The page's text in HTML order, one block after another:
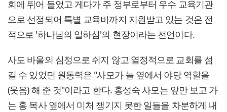
회에 뛰어 들었고 게다가 주 정부로부터 우수 교육기관
으로 선정되어 특별 교육비까지 지원받고 있는 것은 전
적으로 '하나님의 일하심'의 현장이라는 전언이다.
사도 바울의 심정으로 쉬지 않고 열정적으로 교회를 섬
길 수 있었던 원동력은 "사모가 늘 옆에서 야당 역할을
(웃음) 해 준 것"이라고 한다. 홍성숙 사모는 앞만 보고 가
는 홍 목사 옆에서 미처 챙기지 못한 일들을 차분하게 내